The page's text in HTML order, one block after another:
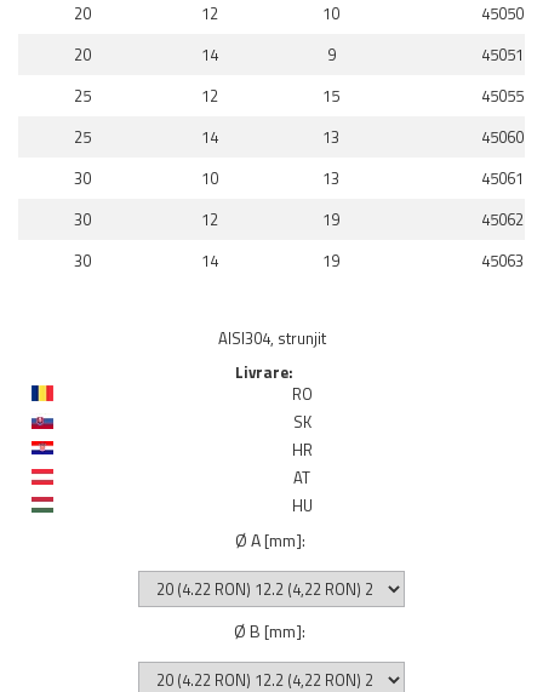
20
12 10
450500
20
14 9
450510
25
12 15
450550
25
14 13
450600
30
10 13
450610
30
12 19
450620
30
14 19 450630
AISI304, strunjit
Livrare:
RO
SK
HR
AT
HU
Ø A [mm]:
Ø B [mm]: